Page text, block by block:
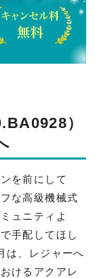
）
を前にして
な高級機械式
ュニティよ
手配してほし
は、レジャーへ
けるアクアレ